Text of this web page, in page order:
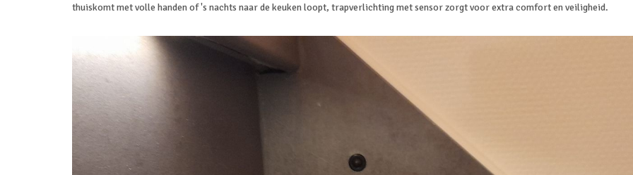
thuiskomt met volle handen of 's nachts naar de keuken loopt, trapverlichting met sensor zorgt voor extra comfort en veiligheid.